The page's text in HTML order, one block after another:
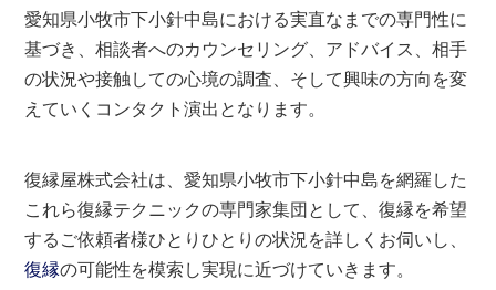
愛知県小牧市下小針中島における実直なまでの専門性に
基づき、相談者へのカウンセリング、アドバイス、相手
の状況や接触しての心境の調査、そして興味の方向を変
えていくコンタクト演出となります。
復縁屋株式会社は、愛知県小牧市下小針中島を網羅した
これら復縁テクニックの専門家集団として、復縁を希望
するご依頼者様ひとりひとりの状況を詳しくお伺いし、
復縁の可能性を模索し実現に近づけていきます。